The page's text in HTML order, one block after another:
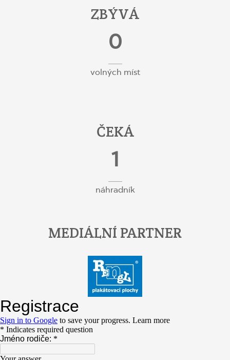
ZBÝVÁ
0
volných míst
ČEKÁ
1
náhradník
MEDIÁLNÍ PARTNER